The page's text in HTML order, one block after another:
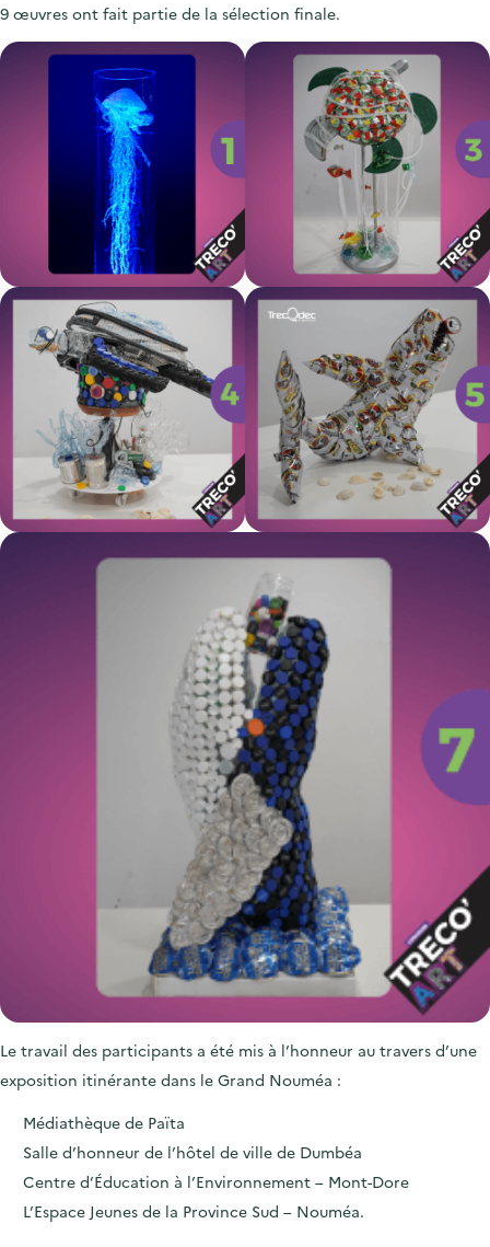
9 œuvres ont fait partie de la sélection finale.
Le travail des participants a été mis à l’honneur au travers d’une
exposition itinérante dans le Grand Nouméa :
Médiathèque de Païta
Salle d’honneur de l’hôtel de ville de Dumbéa
Centre d’Éducation à l’Environnement – Mont-Dore
L’Espace Jeunes de la Province Sud – Nouméa.